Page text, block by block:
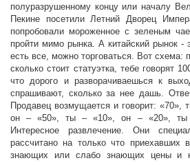
полуразрушенному концу или началу
Пекине посетили Летний Дворец
попробовали мороженное с зеленым
пройти мимо рынка. А китайский рынок -
есть все, можно торговаться. Вот схема:
сколько стоит статуэтка, тебе говорят
что дорого и разворачиваешься к
спрашивают, сколько за нее дашь.
Продавец возмущается и говорит: «70»,
он – «50», ты – «10», он – «20», ты
Интересное развлечение. Они
рассчитано на только что приехавших
знающих или слабо знающих цены и